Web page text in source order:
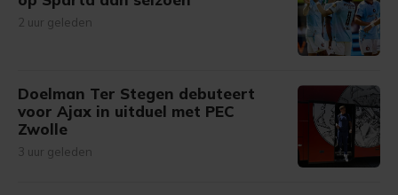
2 uur geleden
Doelman Ter Stegen debuteert
voor Ajax in uitduel met PEC
Zwolle
3 uur geleden